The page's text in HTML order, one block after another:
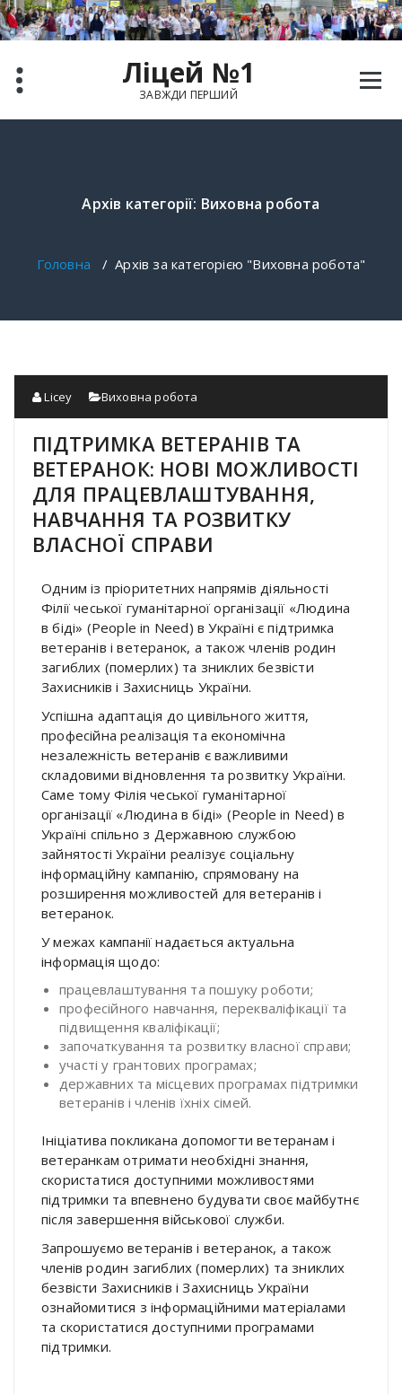
Ліцей №1
ЗАВЖДИ ПЕРШИЙ
Архів категорії: Виховна робота
Головна /Архів за категорією "Виховна робота"
Licey Виховна робота
ПІДТРИМКА ВЕТЕРАНІВ ТА
ВЕТЕРАНОК: НОВІ МОЖЛИВОСТІ
ДЛЯ ПРАЦЕВЛАШТУВАННЯ,
НАВЧАННЯ ТА РОЗВИТКУ
ВЛАСНОЇ СПРАВИ
Одним із пріоритетних напрямів діяльності
Філії чеської гуманітарної організації «Людина
в біді» (People in Need) в Україні є підтримка
ветеранів і ветеранок, а також членів родин
загиблих (померлих) та зниклих безвісти
Захисників і Захисниць України.
Успішна адаптація до цивільного життя,
професійна реалізація та економічна
незалежність ветеранів є важливими
складовими відновлення та розвитку України.
Саме тому Філія чеської гуманітарної
організації «Людина в біді» (People in Need) в
Україні спільно з Державною службою
зайнятості України реалізує соціальну
інформаційну кампанію, спрямовану на
розширення можливостей для ветеранів і
ветеранок.
У межах кампанії надається актуальна
інформація щодо:
працевлаштування та пошуку роботи;
професійного навчання, перекваліфікації та
підвищення кваліфікації;
започаткування та розвитку власної справи;
участі у грантових програмах;
державних та місцевих програмах підтримки
ветеранів і членів їхніх сімей.
Ініціатива покликана допомогти ветеранам і
ветеранкам отримати необхідні знання,
скористатися доступними можливостями
підтримки та впевнено будувати своє майбутнє
після завершення військової служби.
Запрошуємо ветеранів і ветеранок, а також
членів родин загиблих (померлих) та зниклих
безвісти Захисників і Захисниць України
ознайомитися з інформаційними матеріалами
та скористатися доступними програмами
підтримки.